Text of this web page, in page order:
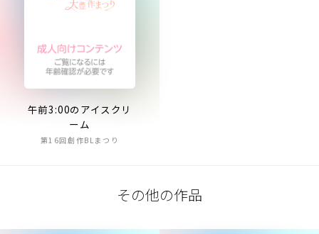
午前3:00のアイスクリ
ーム
第16回創作BLまつり
その他の作品